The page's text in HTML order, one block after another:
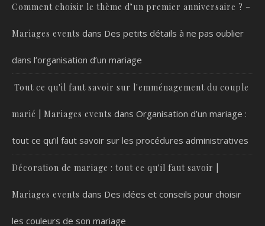
Comment choisir le thème d’un premier anniversaire ? –
Mariages events dans Des petits détails à ne pas oublier
dans l’organisation d’un mariage
Tout ce qu'il faut savoir sur l'emménagement du couple
marié | Mariages events dans Organisation d’un mariage :
tout ce qu’il faut savoir sur les procédures administratives
Décoration de mariage : tout ce qu'il faut savoir |
Mariages events dans Des idées et conseils pour choisir
les couleurs de son mariage